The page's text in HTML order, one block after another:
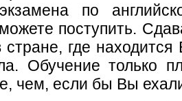
по
поступить.
где
Обучение только
чем, если бы Вы